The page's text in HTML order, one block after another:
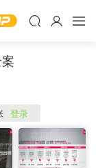
登录